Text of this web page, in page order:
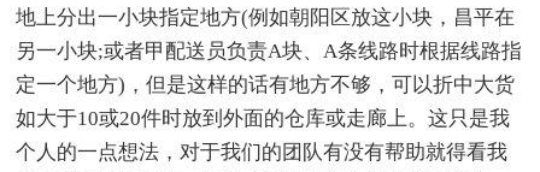
地上分出一小块指定地方(例如朝阳区放这小块，昌平在
另一小块;或者甲配送员负责A块、A条线路时根据线路指
定一个地方)，但是这样的话有地方不够，可以折中大货
如大于10或20件时放到外面的仓库或走廊上。这只是我
个人的一点想法，对于我们的团队有没有帮助就得看我